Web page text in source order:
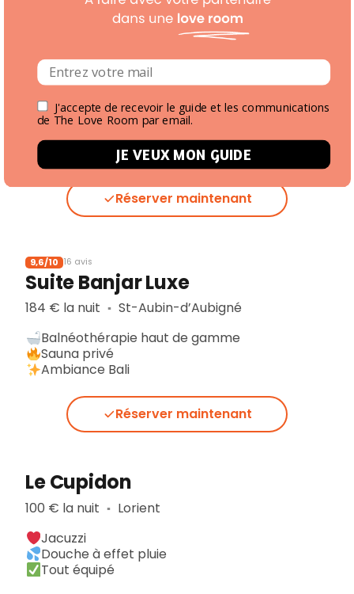
Gîte Il était une fois
Ambiance romantique
Décoration chaleureuse
Jacuzzi privatif
Réserver maintenant
9,6/10 16 avis
Suite Banjar Luxe
184 € la nuit ▪︎ St-Aubin-d’Aubigné
Balnéothérapie haut de gamme
Sauna privé
Ambiance Bali
Réserver maintenant
Le Cupidon
100 € la nuit ▪︎ Lorient
Jacuzzi
Douche à effet pluie
Tout équipé
JE VEUX MON GUIDE
J'accepte de recevoir le guide et les communications
de The Love Room par email.